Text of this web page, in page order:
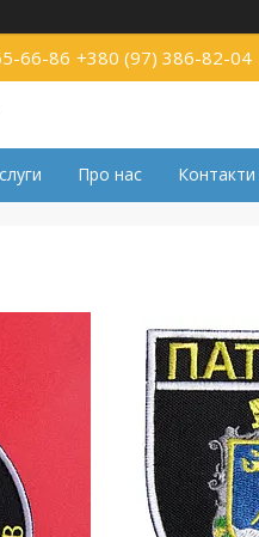
66-86 +380 (97) 386-82-04
Про нас Контакти